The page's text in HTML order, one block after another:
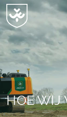
JvESCH
—
Van
HOE WIJ